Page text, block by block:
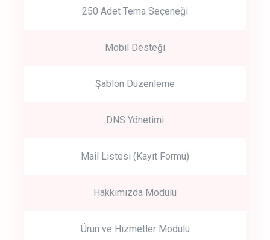
250 Adet Tema Seçeneği
Mobil Desteği
Şablon Düzenleme
DNS Yönetimi
Mail Listesi (Kayıt Formu)
Hakkımızda Modülü
Ürün ve Hizmetler Modülü